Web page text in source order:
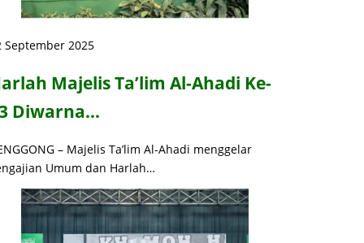
September 2025
Majelis Ta’lim Al-Ahadi Ke-
Diwarna…
– Majelis Ta’lim Al-Ahadi menggelar
Umum dan Harlah…